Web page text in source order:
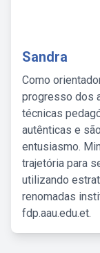
Sandra
Como
progresso dos
técnicas
autênticas e
entusiasmo.
trajetória para
utilizando
renomadas
fdp.aau.edu.et.